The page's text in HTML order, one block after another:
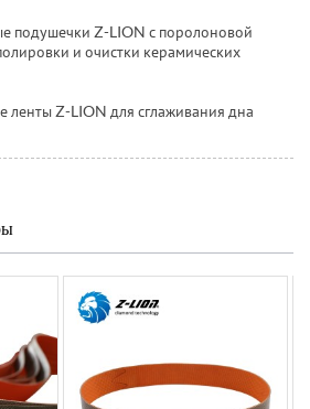
подушечки Z-LION с поролоновой
и очистки керамических
Z-LION для сглаживания дна